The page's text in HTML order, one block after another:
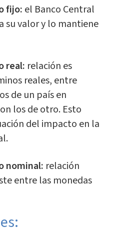
fijo: el Banco Central
su valor y lo mantiene
real: relación es
reales, entre
de un país en
los de otro. Esto
del impacto en la
nominal: relación
entre las monedas